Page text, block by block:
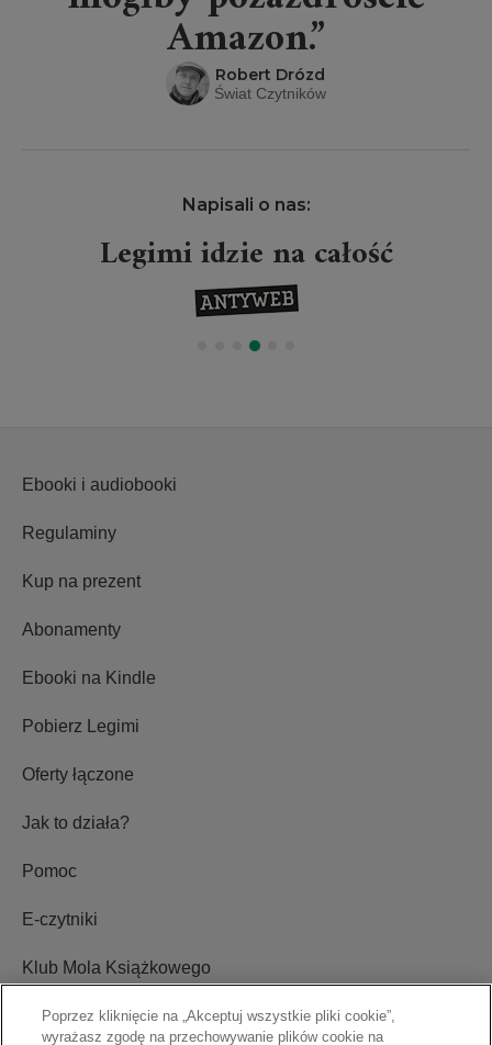
Amazon.”
Robert Drózd
Świat Czytników
Napisali o nas:
Legimi idzie na całość
Ebooki i audiobooki
Regulaminy
Kup na prezent
Abonamenty
Ebooki na Kindle
Pobierz Legimi
Oferty łączone
Jak to działa?
Pomoc
E-czytniki
Klub Mola Książkowego
Ustawienia plików cookie
Poprzez kliknięcie na „Akceptuj wszystkie pliki cookie”,
wyrażasz zgodę na przechowywanie plików cookie na